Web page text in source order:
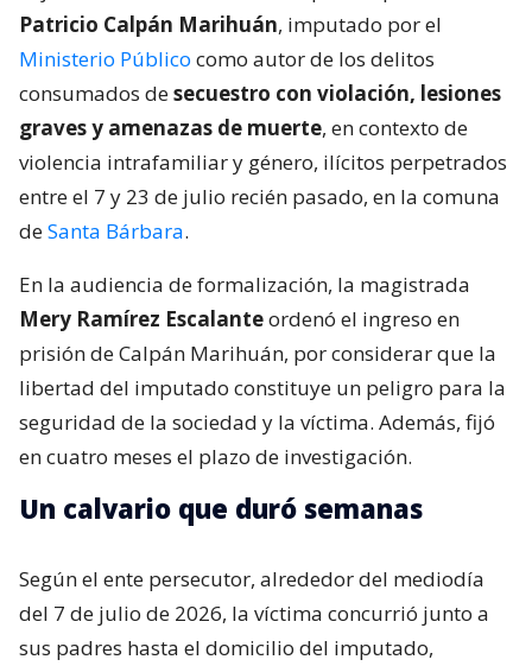
Patricio Calpán Marihuán, imputado por el
Ministerio Público como autor de los delitos
consumados desecuestro con violación, lesiones
graves y amenazas de muerte, en contexto de
violencia intrafamiliar y género, ilícitos perpetrados
entre el 7 y 23 de julio recién pasado, en la comuna
deSanta Bárbara.
En la audiencia de formalización, la magistrada
Mery Ramírez Escalanteordenó el ingreso en
prisión de Calpán Marihuán, por considerar que la
libertad del imputado constituye un peligro para la
seguridad de la sociedad y la víctima. Además, fijó
en cuatro meses el plazo de investigación.
Un calvario que duró semanas
Según el ente persecutor, alrededor del mediodía
del 7 de julio de 2026, la víctima concurrió junto a
sus padres hasta el domicilio del imputado,